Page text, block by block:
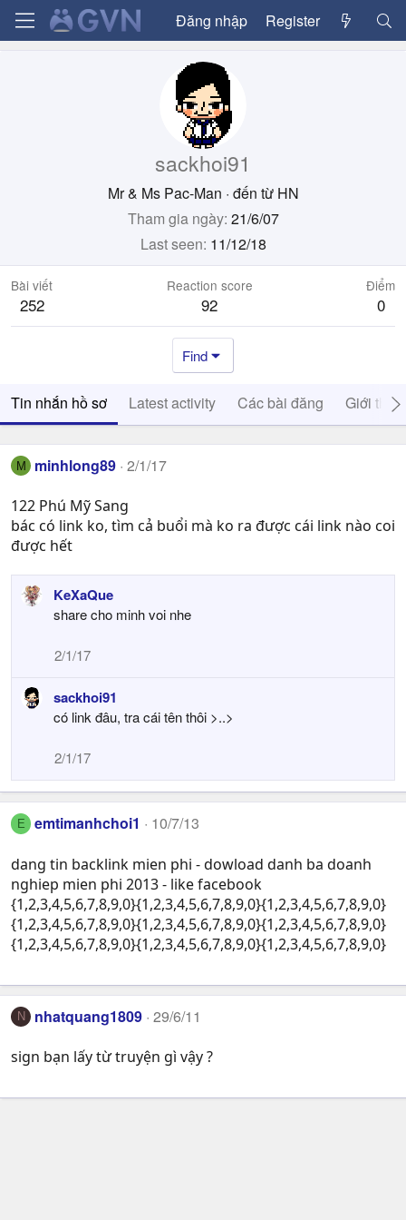
Đăng nhập Register
sackhoi91
Mr & Ms Pac-Man · đến từ HN
Tham gia ngày 21/6/07
Last seen 11/12/18
Bài viết
252
Reaction score
92
Điểm
0
Find
Tin nhắn hồ sơ Latest activity Các bài đăng Giới thiệu
M minhlong89 2/1/17
122 Phú Mỹ Sang
bác có link ko, tìm cả buổi mà ko ra được cái link nào coi
được hết
KeXaQue
share cho minh voi nhe
2/1/17
sackhoi91
có link đâu, tra cái tên thôi >..>
2/1/17
E emtimanhchoi1 10/7/13
dang tin backlink mien phi - dowload danh ba doanh
nghiep mien phi 2013 - like facebook
{1,2,3,4,5,6,7,8,9,0}{1,2,3,4,5,6,7,8,9,0}{1,2,3,4,5,6,7,8,9,0}
{1,2,3,4,5,6,7,8,9,0}{1,2,3,4,5,6,7,8,9,0}{1,2,3,4,5,6,7,8,9,0}
{1,2,3,4,5,6,7,8,9,0}{1,2,3,4,5,6,7,8,9,0}{1,2,3,4,5,6,7,8,9,0}
N nhatquang1809 29/6/11
sign bạn lấy từ truyện gì vậy ?